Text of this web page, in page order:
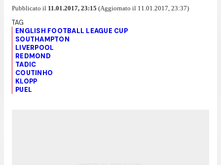
Pubblicato il 11.01.2017, 23:15 (Aggiornato il 11.01.2017, 23:37)
ENGLISH FOOTBALL LEAGUE CUP
SOUTHAMPTON
LIVERPOOL
REDMOND
TADIC
COUTINHO
KLOPP
PUEL